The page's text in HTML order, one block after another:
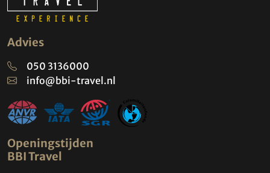
Advies
050 3136000
info@bbi-travel.nl
Openingstijden
BBI Travel